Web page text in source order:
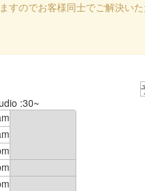
すのでお客様同士でご解決いた
:30~